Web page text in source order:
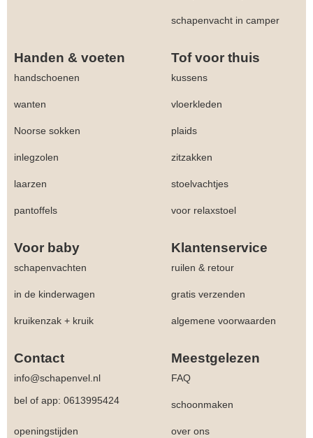
schapenvacht in camper
Handen & voeten Tof voor thuis
handschoenen kussens
wanten vloerkleden
Noorse sokken plaids
inlegzolen zitzakken
laarzen stoelvachtjes
pantoffels voor relaxstoel
Voor baby Klantenservice
schapenvachten ruilen & retour
in de kinderwagen gratis verzenden
kruikenzak + kruik algemene voorwaarden
Contact Meestgelezen
info@schapenvel.nl
FAQ
bel of app: 0613995424
schoonmaken
openingstijden over ons